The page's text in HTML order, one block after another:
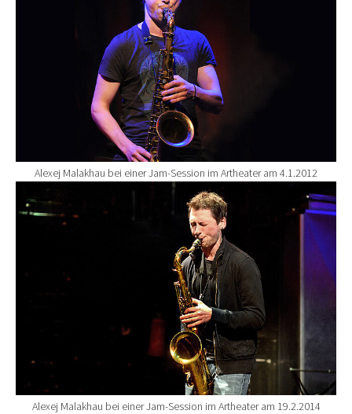
Alexej Malakhau bei einer Jam-Session im Artheater am 4.1.2012
Show larger version for:
Alexej Malakhau bei einer Jam-Session im Artheater am 19.2.2014